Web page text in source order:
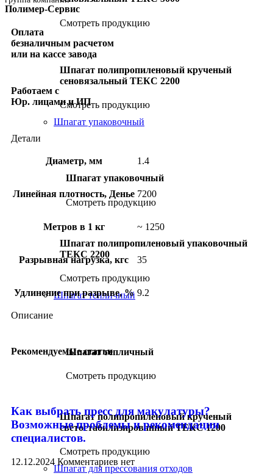
Полимер-Сервис
Смотреть продукцию
Шпагат полипропиленовый крученый
сеновязальный ТЕКС 2200
Смотреть продукцию
Шпагат упаковочный
Шпагат упаковочный
Смотреть продукцию
Шпагат полипропиленовый упаковочный
ТЕКС 2200
Смотреть продукцию
Шпагат тепличный
Шпагат тепличный
Смотреть продукцию
Шпагат полипропиленовый крученый
светостабилизированный ТЕКС 1200
Смотреть продукцию
Шпагат для прессования отходов
Оплата
безналичным расчетом
или на кассе завода
Работаем с
Юр. лицами и ИП
Детали
Диаметр, мм 1.4
Линейная плотность, Денье 7200
Метров в 1 кг ~ 1250
Разрывная нагрузка, кгс 35
Удлинение при разрыве, % 9.2
Описание
Рекомендуемые статьи
Как выбрать пресс для макулатуры?
Возможные проблемы и рекомендации
специалистов.
12.12.2024 Комментариев нет